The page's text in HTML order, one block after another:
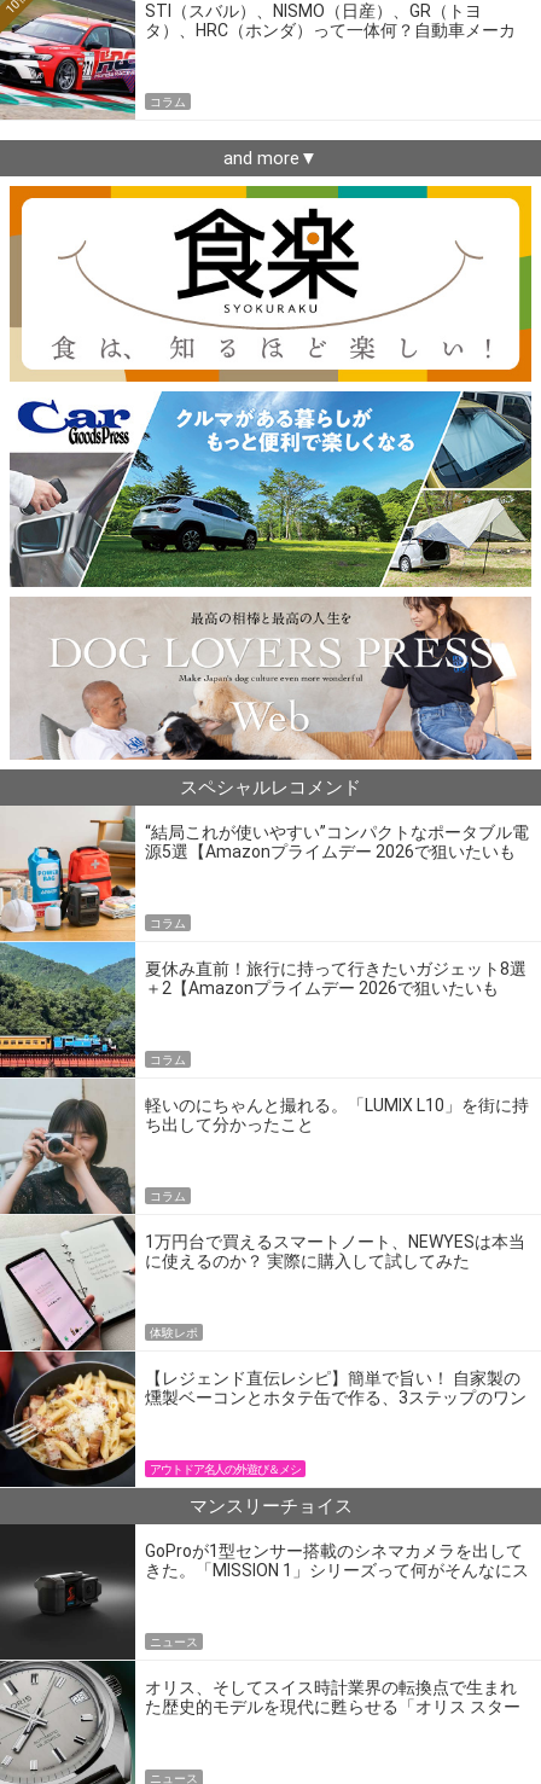
STI（スバル）、NISMO（日産）、GR（トヨ
タ）、HRC（ホンダ）って一体何？自動車メーカ
コラム
and more▼
スペシャルレコメンド
“結局これが使いやすい”コンパクトなポータブル電
源5選【Amazonプライムデー 2026で狙いたいも
コラム
夏休み直前！旅行に持って行きたいガジェット8選
＋2【Amazonプライムデー 2026で狙いたいも
コラム
軽いのにちゃんと撮れる。「LUMIX L10」を街に持
ち出して分かったこと
コラム
1万円台で買えるスマートノート、NEWYESは本当
に使えるのか？ 実際に購入して試してみた
体験レポ
【レジェンド直伝レシピ】簡単で旨い！ 自家製の
燻製ベーコンとホタテ缶で作る、3ステップのワン
アウトドア名人の外遊び＆メシ
マンスリーチョイス
GoProが1型センサー搭載のシネマカメラを出して
きた。「MISSION 1」シリーズって何がそんなにス
ニュース
オリス、そしてスイス時計業界の転換点で生まれ
た歴史的モデルを現代に甦らせる「オリス スター
ニュース